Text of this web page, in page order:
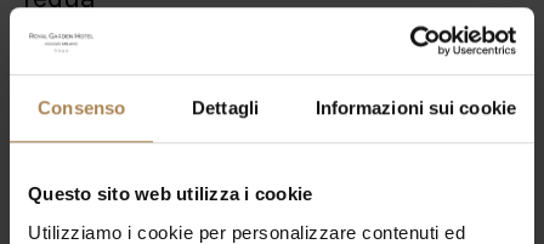
Consenso Dettagli Informazioni sui cookie
Questo sito web utilizza i cookie
Utilizziamo i cookie per personalizzare contenuti ed
Tedua live a Milano. Offerta Besafe Assicurata per concerti.
Royal Garden Hotel a 200 metri dal Forum di Assago con
ristorante. Garage gratuito.